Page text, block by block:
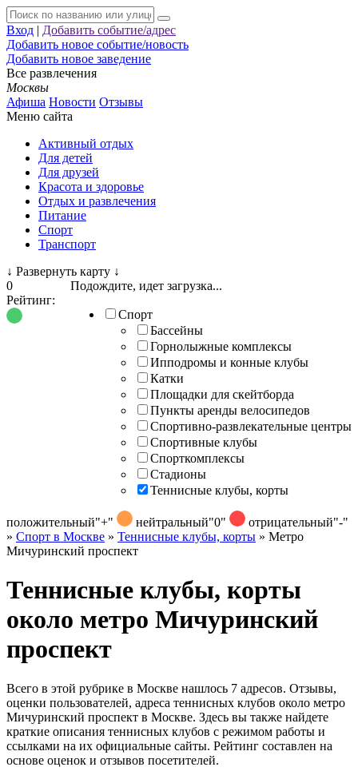
Вход | Добавить событие/адрес
Добавить новое событие/новость
Добавить новое заведение
Все развлечения
Москвы
Афиша Новости Отзывы
Меню сайта
Активный отдых
Для детей
Для друзей
Красота и здоровье
Отдых и развлечения
Питание
Спорт
Транспорт
↓ Развернуть карту ↓
Подождите, идет загрузка...
Спорт
Бассейны
Горнолыжные комплексы
Ипподромы и конные клубы
Катки
Площадки для скейтборда
Пункты аренды велосипедов
Спортивно-развлекательные центры
Спортивные клубы
Спорткомплексы
Стадионы
Теннисные клубы, корты
0
Рейтинг:
положительный"+" нейтральный"0" отрицательный"-"
» Спорт в Москве » Теннисные клубы, корты » Метро
Мичуринский проспект
Теннисные клубы, корты
около метро Мичуринский
проспект
Всего в этой рубрике в Москве нашлось 7 адресов. Отзывы,
оценки пользователей, адреса теннисных клубов около метро
Мичуринский проспект в Москве. Здесь вы также найдете
краткие описания теннисных клубов с режимом работы и
ссылками на их официальные сайты. Рейтинг составлен на
основе оценок и отзывов посетителей.